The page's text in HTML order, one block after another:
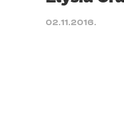
02.11.2016.